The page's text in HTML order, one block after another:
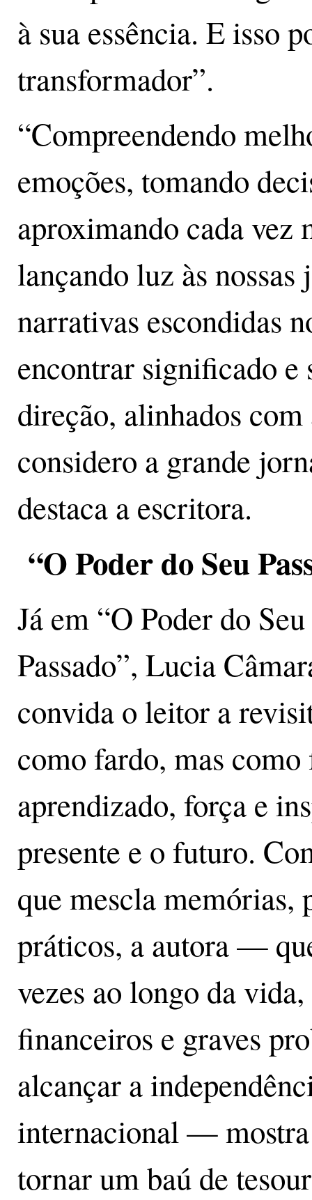
à sua essência. E isso
transformador”.
“Compreendendo
emoções, tomando
aproximando cada vez
lançando luz às
narrativas escondidas
encontrar significado e
direção, alinhados
considero a grande
destaca a escritora.
“O Poder do Seu
Já em “O Poder do Seu
Passado”, Lucia
convida o leitor a
como fardo, mas como
aprendizado, força e
presente e o futuro.
que mescla memórias,
práticos, a autora —
vezes ao longo da
financeiros e graves
alcançar a
internacional — mostra
tornar um baú de